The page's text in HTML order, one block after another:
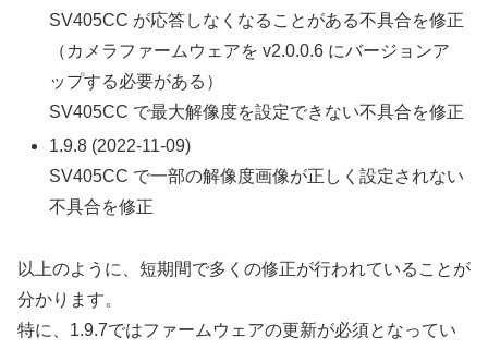
SV405CC が応答しなくなることがある不具合を修正
（カメラファームウェアを v2.0.0.6 にバージョンア
ップする必要がある）
SV405CC で最大解像度を設定できない不具合を修正
1.9.8 (2022-11-09)
SV405CC で一部の解像度画像が正しく設定されない
不具合を修正
以上のように、短期間で多くの修正が行われていることが
分かります。
特に、1.9.7ではファームウェアの更新が必須となってい